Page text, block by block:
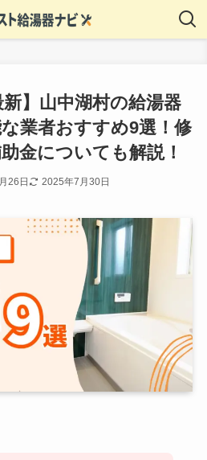
新】山中湖村の給湯器
業者おすすめ9選！修
金についても解説！
26日 2025年7月30日